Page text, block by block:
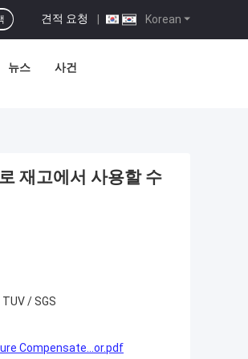
Korean
견적 요청 |
뉴스 사건
재고에서 사용할 수
/ SGS
Compensate...or.pdf